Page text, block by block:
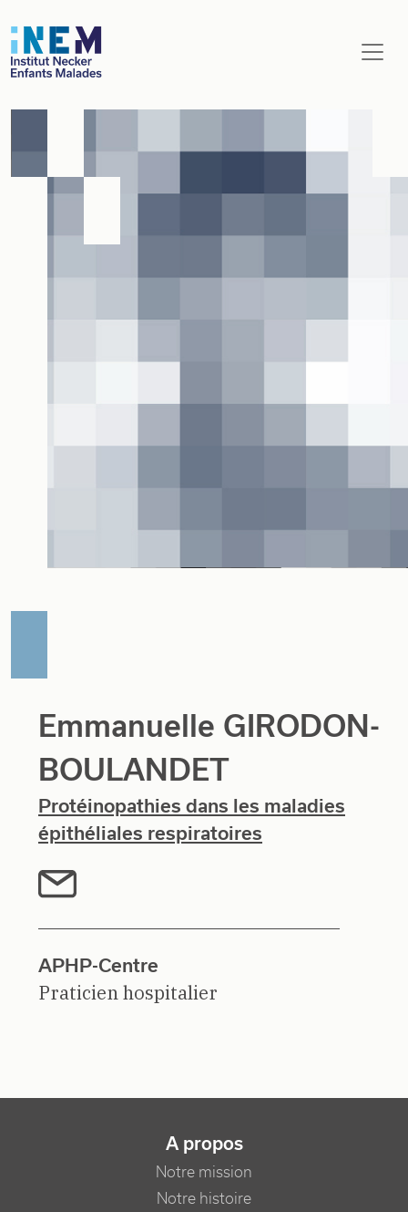
Aller au contenu principal
Emmanuelle GIRODON-
BOULANDET
Protéinopathies dans les maladies
épithéliales respiratoires
APHP-Centre
Praticien hospitalier
NAVIGATION PRINCIPALE
A propos
Notre mission
Notre histoire